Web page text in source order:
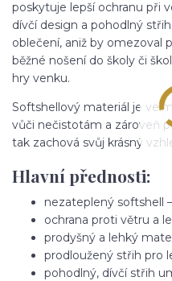
poskytuje lepší ochranu při
dívčí design a pohodlný
oblečení, aniž by omezoval
běžné nošení do školy či
hry venku.
Softshellový materiál je
vůči nečistotám a zároveň
tak zachová svůj krásný
Hlavní přednosti:
nezateplený softshell
ochrana proti větru a
prodyšný a lehký
prodloužený střih pro
pohodlný, dívčí střih